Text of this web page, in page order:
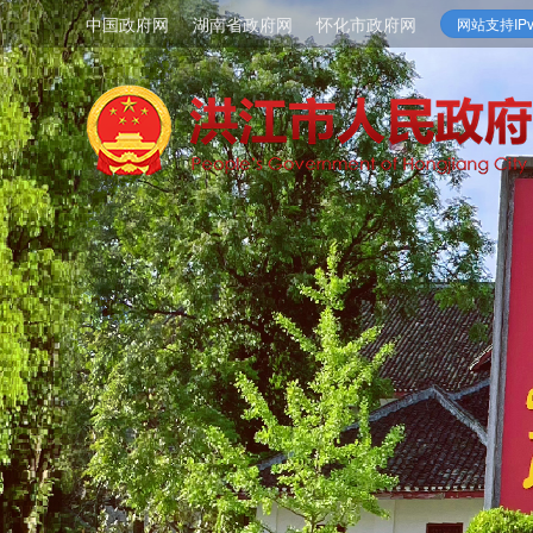
中国政府网 湖南省政府网 怀化市政府网 网站支持